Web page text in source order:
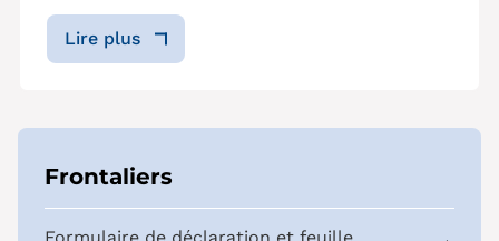
Lire plus
Frontaliers